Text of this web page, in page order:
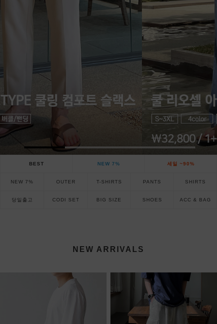
BEST NEW 7% 세일 ~90%
NEW 7% OUTER T-SHIRTS PANTS SHIRTS
당일출고 CODI SET BIG SIZE SHOES ACC & BAG
NEW ARRIVALS